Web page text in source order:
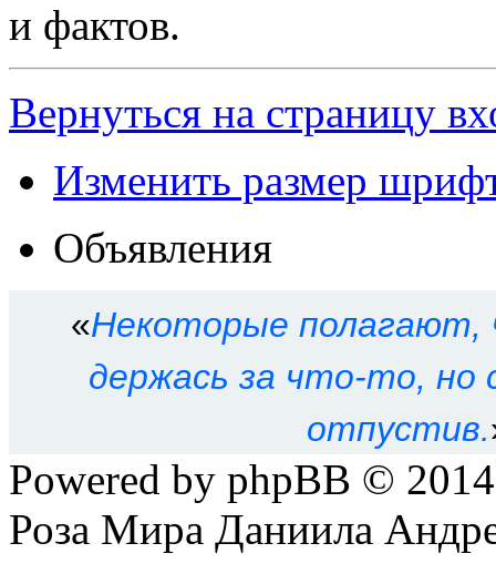
и фактов.
Вернуться на страницу
Изменить размер
Объявления
«Некоторые полагают,
держась за что-то, но
отпустив.
Powered by phpBB ©
Роза Мира Даниила